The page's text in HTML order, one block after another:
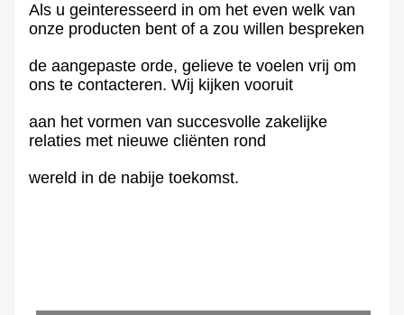
Als u geinteresseerd in om het even welk van
onze producten bent of a zou willen bespreken
de aangepaste orde, gelieve te voelen vrij om
ons te contacteren. Wij kijken vooruit
aan het vormen van succesvolle zakelijke
relaties met nieuwe cliënten rond
wereld in de nabije toekomst.